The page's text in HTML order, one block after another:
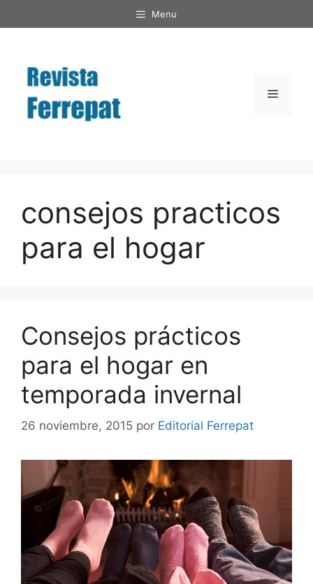
al
Menu
Menú
consejos practicos
para el hogar
Consejos prácticos
para el hogar en
temporada invernal
26 noviembre, 2015 por Editorial Ferrepat